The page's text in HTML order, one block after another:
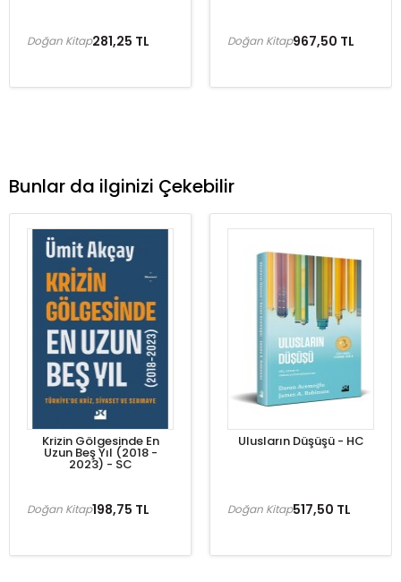
281,25 TL
Doğan Kitap 967,50 TL
Doğan Kitap
Bunlar da ilginizi Çekebilir
Krizin Gölgesinde En
Uzun Beş Yıl (2018 -
2023) - SC
198,75 TL
Doğan Kitap
Ulusların Düşüşü - HC
517,50 TL
Doğan Kitap